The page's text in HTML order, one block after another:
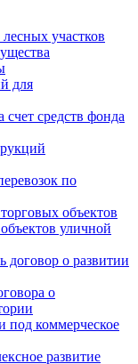
участков
для
средств фонда
по
объектов
уличной
договор о развитии
о
под коммерческое
развитие